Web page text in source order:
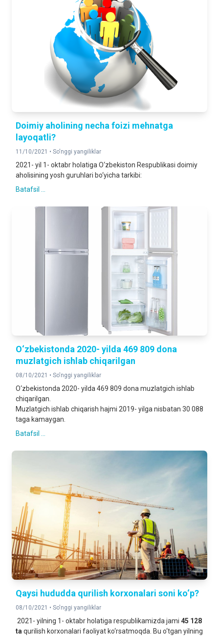
Doimiy aholining necha foizi mehnatga
layoqatli?
11/10/2021 • So'nggi yangiliklar
2021- yil 1- oktabr holatiga O‘zbekiston Respublikasi doimiy
aholisining yosh guruhlari bo‘yicha tarkibi:
Batafsil ...
O‘zbekistonda 2020- yilda 469 809 dona
muzlatgich ishlab chiqarilgan
08/10/2021 • So'nggi yangiliklar
O‘zbekistonda 2020- yilda 469 809 dona muzlatgich ishlab
chiqarilgan.
Muzlatgich ishlab chiqarish hajmi 2019- yilga nisbatan 30 088
taga kamaygan.
Batafsil ...
Qaysi hududda qurilish korxonalari soni ko‘p?
08/10/2021 • So'nggi yangiliklar
2021- yilning 1- oktabr holatiga respublikamizda jami 45 128
ta qurilish korxonalari faoliyat ko‘rsatmoqda. Bu o‘tgan yilning